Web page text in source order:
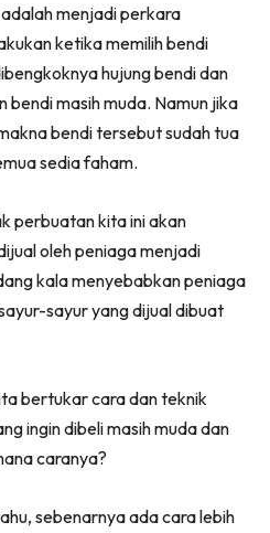
menjadi perkara
ketika memilih bendi
hujung bendi dan
masih muda. Namun jika
bendi tersebut sudah tua
sedia faham.
perbuatan kita ini akan
oleh peniaga menjadi
kala menyebabkan peniaga
sayur yang dijual dibuat
bertukar cara dan teknik
ingin dibeli masih muda dan
caranya?
sebenarnya ada cara lebih